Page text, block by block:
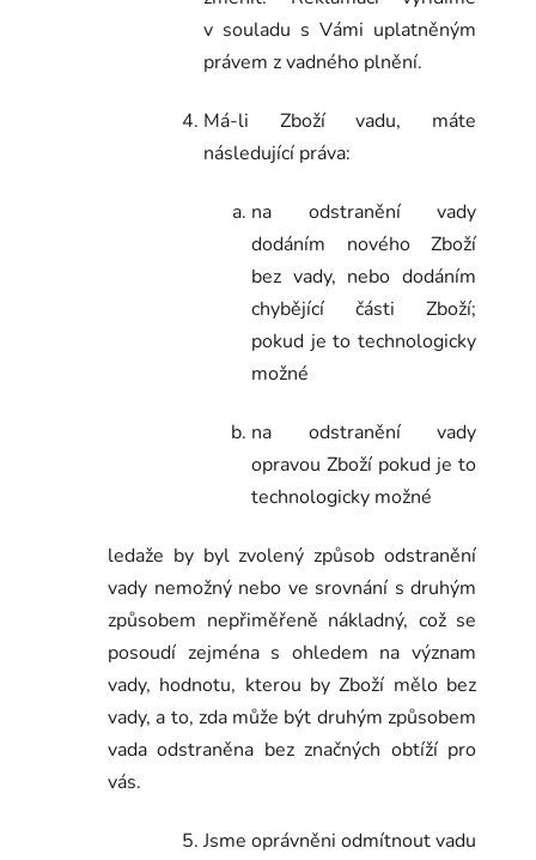
v souladu s Vámi uplatněným
právem z vadného plnění.
Má-li Zboží vadu, máte
následující práva:
na odstranění vady
dodáním nového Zboží
bez vady, nebo dodáním
chybějící části Zboží;
pokud je to technologicky
možné
na odstranění vady
opravou Zboží pokud je to
technologicky možné
ledaže by byl zvolený způsob odstranění
vady nemožný nebo ve srovnání s druhým
způsobem nepřiměřeně nákladný, což se
posoudí zejména s ohledem na význam
vady, hodnotu, kterou by Zboží mělo bez
vady, a to, zda může být druhým způsobem
vada odstraněna bez značných obtíží pro
vás.
Jsme oprávněni odmítnout vadu